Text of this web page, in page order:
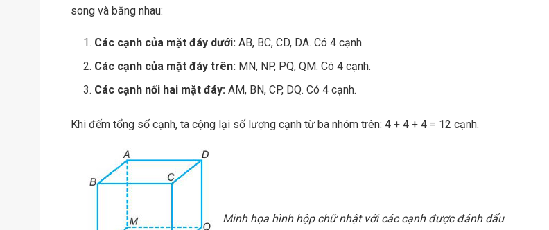
song và bằng nhau:
Các cạnh của mặt đáy dưới: AB, BC, CD, DA. Có 4 cạnh.
Các cạnh của mặt đáy trên: MN, NP, PQ, QM. Có 4 cạnh.
Các cạnh nối hai mặt đáy: AM, BN, CP, DQ. Có 4 cạnh.
Khi đếm tổng số cạnh, ta cộng lại số lượng cạnh từ ba nhóm trên: 4 + 4 + 4 = 12 cạnh.
Minh họa hình hộp chữ nhật với các cạnh được đánh dấu